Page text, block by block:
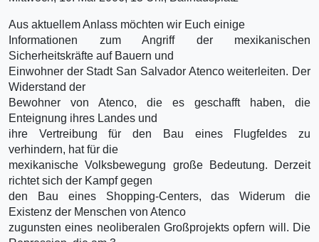
Aus aktuellem Anlass möchten wir Euch einige
Informationen zum Angriff der mexikanischen
Sicherheitskräfte auf Bauern und
Einwohner der Stadt San Salvador Atenco weiterleiten. Der
Widerstand der
Bewohner von Atenco, die es geschafft haben, die
Enteignung ihres Landes und
ihre Vertreibung für den Bau eines Flugfeldes zu
verhindern, hat für die
mexikanische Volksbewegung große Bedeutung. Derzeit
richtet sich der Kampf gegen
den Bau eines Shopping-Centers, das Widerum die
Existenz der Menschen von Atenco
zugunsten eines neoliberalen Großprojekts opfern will. Die